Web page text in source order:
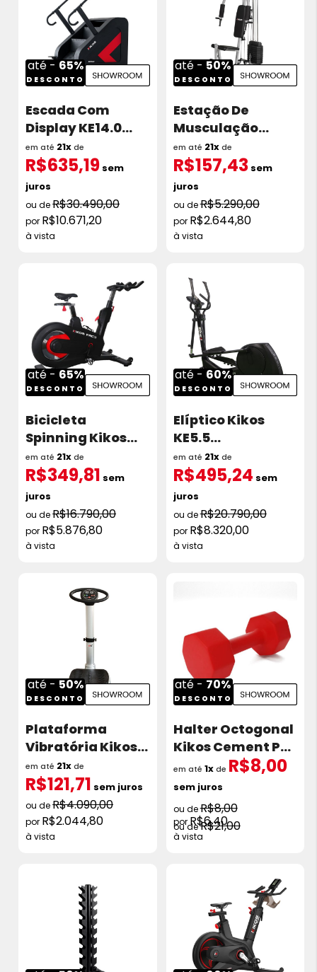
até - 65%
DESCONTO
Escada Com
Display KE14.0
Showroom
R$30.490,00
R$10.671,20
à vista
em até 21xde
R$635,19 sem
juros
até - 50%
DESCONTO
Estação De
Musculação
Kikos Gx Power Fit
Torre 50KG
Showroom
R$5.290,00
R$2.644,80
à vista
em até 21xde
R$157,43sem
juros
até - 65%
DESCONTO
Bicicleta
Spinning Kikos
MS4000i Roda de
Inércia 16kg
Showroom
R$16.790,00
R$5.876,80
à vista
em até 21xde
R$349,81 sem
juros
até - 60%
DESCONTO
Elíptico Kikos
KE5.5
Eletromagnético
Showroom
R$20.790,00
R$8.320,00
à vista
em até 21xde
R$495,24 sem
juros
até - 50%
DESCONTO
Plataforma
Vibratória Kikos
P200Ix Showroom
R$4.090,00
R$2.044,80
à vista
em até 21xde
R$121,71 sem juros
até - 70%
DESCONTO
Halter Octogonal
Kikos Cement PS
Showroom
R$8,00
R$21,00
R$6,40
à vista
em até 1xde R$8,00
sem juros